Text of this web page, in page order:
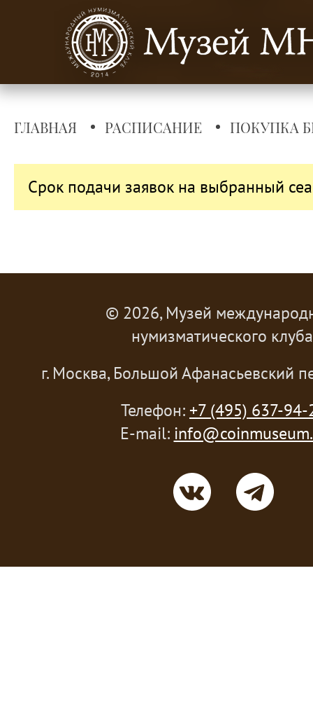
ГЛАВНАЯ РАСПИСАНИЕ ПОКУПКА
Срок подачи заявок на выбранный
© 2026, Музей
нумизматического
г. Москва, Большой Афанасьевский
Телефон: +7 (495) 637-94-
E-mail: